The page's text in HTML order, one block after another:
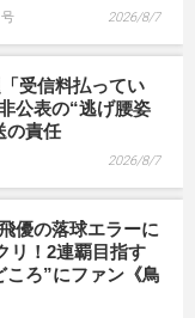
2026/8/7
受信料払ってい
公表の“逃げ腰姿
の責任
2026/8/7
優の落球エラーに
リ！2連覇目指す
ろ”にファン《鳥